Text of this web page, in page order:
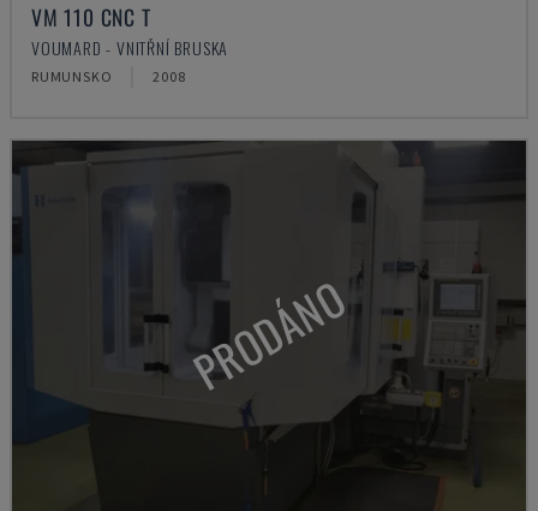
VM 110 CNC T
VOUMARD - VNITŘNÍ BRUSKA
RUMUNSKO 2008
PRODÁNO